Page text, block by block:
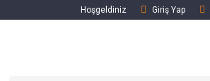
Hoşgeldiniz Giriş Yap